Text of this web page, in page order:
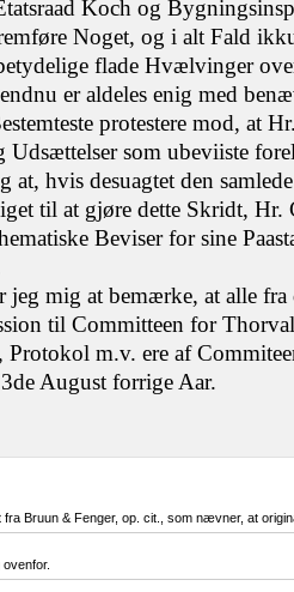
Koch og
Noget, og i alt Fald
flade Hvælvinger
er aldeles enig med
protestere mod, at
som ubeviiste
at, hvis desuagtet den
til at gjøre dette Skridt, Hr.
Beviser for sine
jeg mig at bemærke, at alle
til Committeen for
Protokol m.v. ere af
August forrige Aar.
Bruun & Fenger, op. cit., som nævner, at